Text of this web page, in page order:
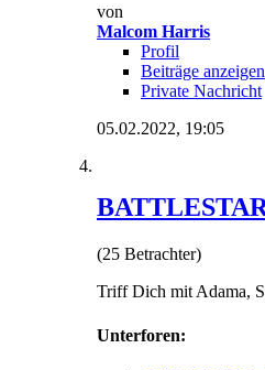
von
Malcom Harris
Profil
Beiträge anzeigen
Private Nachricht
05.02.2022, 19:05
(25 Betrachter)
Triff Dich mit Adama,
Unterforen: